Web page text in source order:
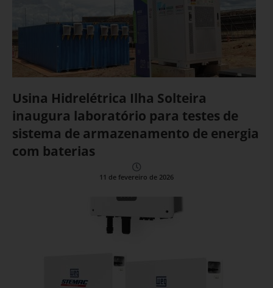
Usina Hidrelétrica Ilha Solteira
inaugura laboratório para testes de
sistema de armazenamento de energia
com baterias
11 de fevereiro de 2026